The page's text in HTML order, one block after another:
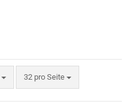
32 pro Seite